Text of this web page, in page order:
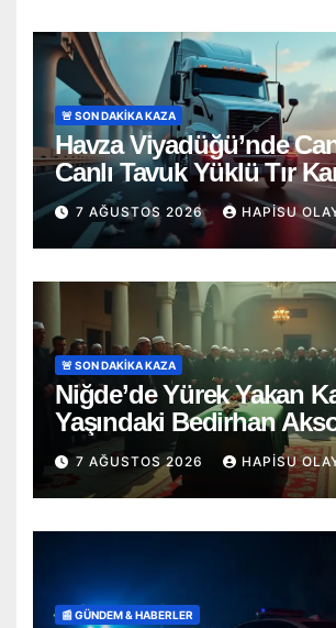
🚨 SON DAKİKA KAZA
Havza Viyadüğü’nde
Canlı Tavuk Yüklü Tır
Ok Gibi Saplandı!
7 AĞUSTOS 2026 HAPISU
🚨 SON DAKİKA KAZA
Niğde’de Yürek Yakan
Yaşındaki Bedirhan
Toprağa Verildi
7 AĞUSTOS 2026 HAPISU
📰 GÜNDEM & HABERLER